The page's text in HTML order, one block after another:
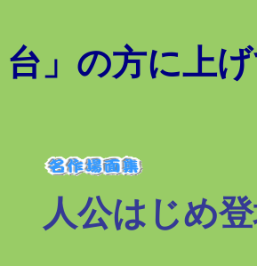
台」の方に上
人公はじめ